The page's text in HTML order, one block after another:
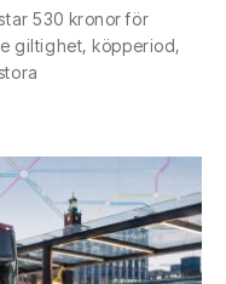
530 kronor för
giltighet, köpperiod,